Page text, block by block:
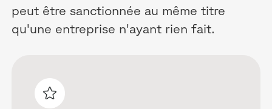
peut être sanctionnée au même titre
qu'une entreprise n'ayant rien fait.